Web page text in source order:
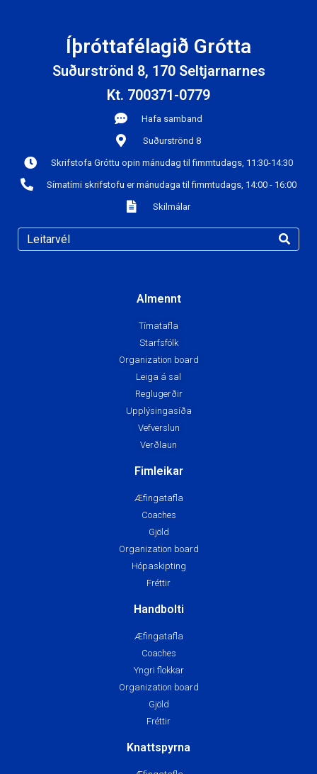
Íþróttafélagið Grótta
Suðurströnd 8, 170 Seltjarnarnes
Kt. 700371-0779
Hafa samband
Suðurströnd 8
Skrifstofa Gróttu opin mánudag til fimmtudags, 11:30-14:30
Símatími skrifstofu er mánudaga til fimmtudags, 14:00 - 16:00
Skilmálar
Almennt
Tímatafla
Starfsfólk
Organization board
Leiga á sal
Reglugerðir
Upplýsingasíða
Vefverslun
Verðlaun
Fimleikar
Æfingatafla
Coaches
Gjöld
Organization board
Hópaskipting
Fréttir
Handbolti
Æfingatafla
Coaches
Yngri flokkar
Organization board
Gjöld
Fréttir
Knattspyrna